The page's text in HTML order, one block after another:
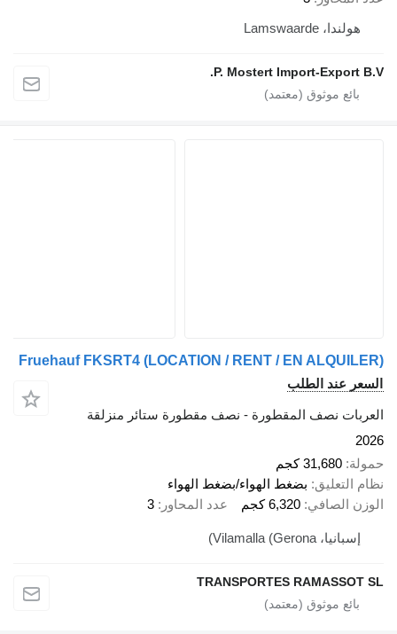
P. Mostert Import-
Fruehauf FKSRT4 (LOCATION / RENT / EN
الطلب
نصف المقطورة - نصف مقطورة ستائر منزلقة
31,680 كجم
بضغط الهواء/بضغط الهواء
6,320 كجم عدد المحاور 3
TRANSPORTES